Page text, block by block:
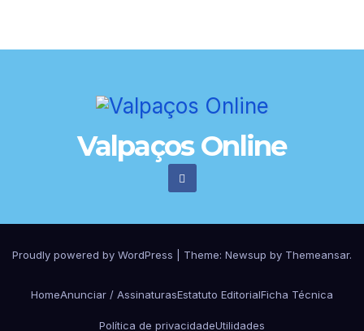
Valpaços Online
Proudly powered by WordPress Theme: Newsup by Themeansar.
HomeAnunciar / AssinaturasEstatuto EditorialFicha Técnica
Política de privacidadeUtilidades